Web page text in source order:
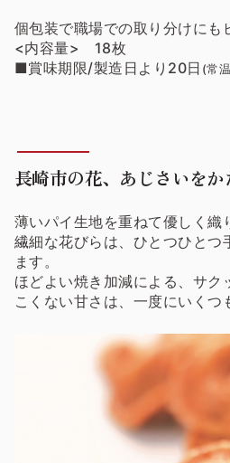
個包装で職場での取り分けにも
<内容量> 18枚
■賞味期限/製造日より20日 (常
長崎市の花、あじさいを
薄いパイ生地を重ねて優しく織
繊細な花びらは、ひとつひとつ
ます。
ほどよい焼き加減による、サク
こくない甘さは、一度にいくつ